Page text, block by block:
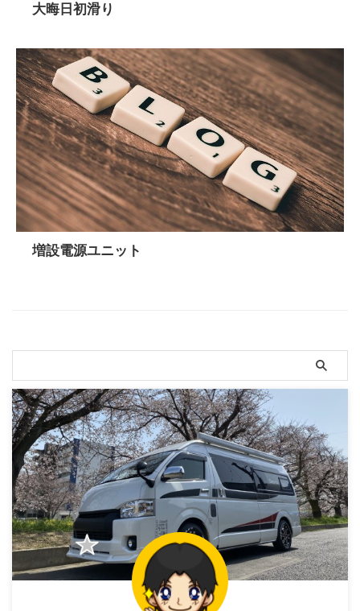
大晦日初滑り
増設電源ユニット